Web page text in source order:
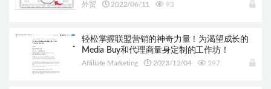
外贸 2022/06/11 93
轻松掌握联盟营销的神奇力量！为渴望成长的
Media Buy和代理商量身定制的工作坊！
Affiliate Marketing 2023/12/04 597